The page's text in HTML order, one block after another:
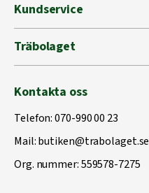
Kundservice
Träbolaget
Kontakta oss
Telefon:070-990 00 23
Mail:butiken@trabolaget.se
Org. nummer: 559578-7275